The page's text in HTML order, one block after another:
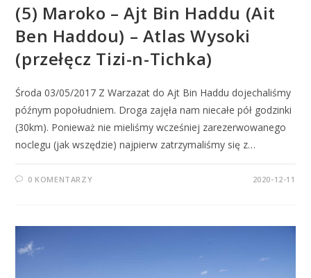
(5) Maroko – Ajt Bin Haddu (Ait
Ben Haddou) – Atlas Wysoki
(przełęcz Tizi-n-Tichka)
Środa 03/05/2017 Z Warzazat do Ajt Bin Haddu dojechaliśmy
późnym popołudniem. Droga zajęła nam niecałe pół godzinki
(30km). Ponieważ nie mieliśmy wcześniej zarezerwowanego
noclegu (jak wszędzie) najpierw zatrzymaliśmy się z…
0 KOMENTARZY 2020-12-11